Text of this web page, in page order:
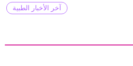
آخر الأخبار الطبية